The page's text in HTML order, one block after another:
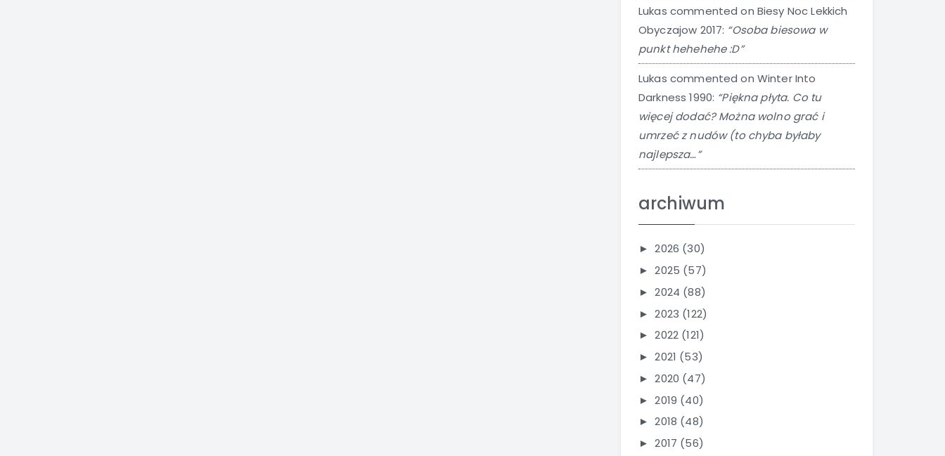
Lukas commented on Biesy Noc Lekkich
Obyczajow 2017: “Osoba biesowa w
punkt hehehehe :D”
Lukas commented on Winter Into
Darkness 1990: “Piękna płyta. Co tu
więcej dodać? Można wolno grać i
umrzeć z nudów (to chyba byłaby
najlepsza…”
archiwum
► 2026 (30)
► 2025 (57)
► 2024 (88)
► 2023 (122)
► 2022 (121)
► 2021 (53)
► 2020 (47)
► 2019 (40)
► 2018 (48)
► 2017 (56)